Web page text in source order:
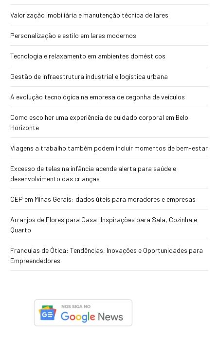
Valorização imobiliária e manutenção técnica de lares
Personalização e estilo em lares modernos
Tecnologia e relaxamento em ambientes domésticos
Gestão de infraestrutura industrial e logística urbana
A evolução tecnológica na empresa de cegonha de veículos
Como escolher uma experiência de cuidado corporal em Belo
Horizonte
Viagens a trabalho também podem incluir momentos de bem-estar
Excesso de telas na infância acende alerta para saúde e
desenvolvimento das crianças
CEP em Minas Gerais: dados úteis para moradores e empresas
Arranjos de Flores para Casa: Inspirações para Sala, Cozinha e
Quarto
Franquias de Ótica: Tendências, Inovações e Oportunidades para
Empreendedores